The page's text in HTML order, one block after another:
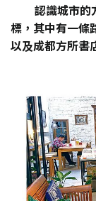
認識城市的
標，其中有一條
以及成都方所書